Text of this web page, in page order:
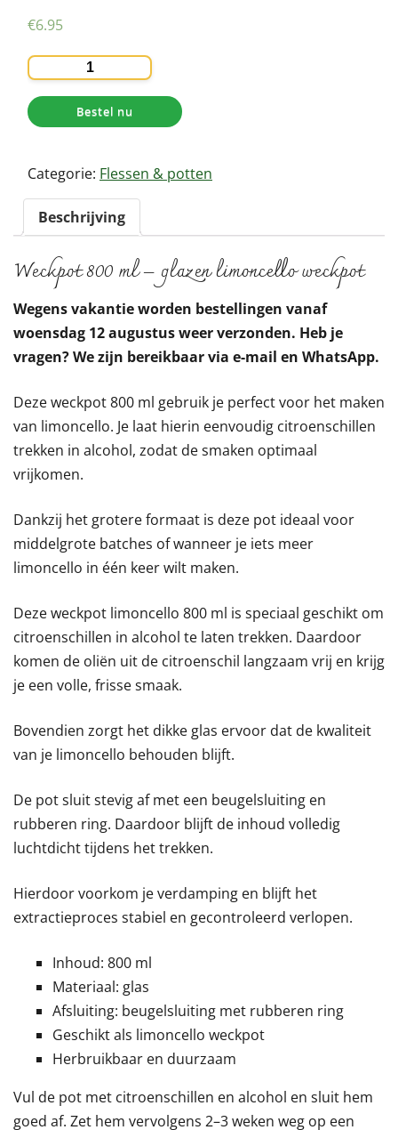
€6.95
Pot
met
beugelsluiting
800ml
Bestel nu
Categorie: Flessen & potten
Beschrijving
Weckpot 800 ml – glazen limoncello weckpot
Wegens vakantie worden bestellingen vanaf
woensdag 12 augustus weer verzonden. Heb je
vragen? We zijn bereikbaar via e-mail en WhatsApp.
Deze weckpot 800 ml gebruik je perfect voor het maken
van limoncello. Je laat hierin eenvoudig citroenschillen
trekken in alcohol, zodat de smaken optimaal
vrijkomen.
Dankzij het grotere formaat is deze pot ideaal voor
middelgrote batches of wanneer je iets meer
limoncello in één keer wilt maken.
Deze weckpot limoncello 800 ml is speciaal geschikt om
citroenschillen in alcohol te laten trekken. Daardoor
komen de oliën uit de citroenschil langzaam vrij en krijg
je een volle, frisse smaak.
Bovendien zorgt het dikke glas ervoor dat de kwaliteit
van je limoncello behouden blijft.
De pot sluit stevig af met een beugelsluiting en
rubberen ring. Daardoor blijft de inhoud volledig
luchtdicht tijdens het trekken.
Hierdoor voorkom je verdamping en blijft het
extractieproces stabiel en gecontroleerd verlopen.
Inhoud: 800 ml
Materiaal: glas
Afsluiting: beugelsluiting met rubberen ring
Geschikt als limoncello weckpot
Herbruikbaar en duurzaam
Vul de pot met citroenschillen en alcohol en sluit hem
goed af. Zet hem vervolgens 2–3 weken weg op een